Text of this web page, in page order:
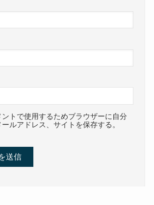
ントで使用するためブラウザーに自分
ルアドレス、サイトを保存する。